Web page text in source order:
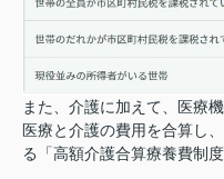
また、介護に加えて、医療
医療と介護の費用を合算し
る「高額介護合算療養費制